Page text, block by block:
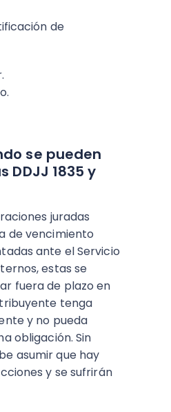
de
se pueden
DDJJ 1835 y
juradas
de vencimiento
ante el Servicio
estas se
fuera de plazo en
tenga
y no pueda
obligación. Sin
asumir que hay
y se sufrirán